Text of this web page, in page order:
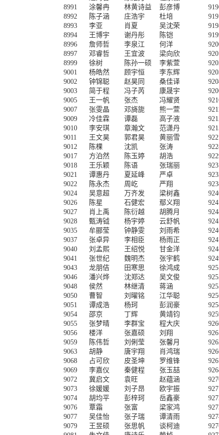
8991
涂馨冉 林黄诗益 彭彦博
8992
陈子涵 庄浩宇 杜培
8993
李亚 肖夏 吴沈荣
8994
王博宇 谢丹彤 陈铠
8996
詹师哲 李泉江 何洋
8997
邓睿哲 王宜波 梁向欣
8999
徐树 陈孙一硕 李紫萱
9001
杨皓然 顾宇恒 李东辉
9002
钟锦聪 赵昊同 桑佳译
9003
简于程 冯子芮 康晟宇
9005
王一帆 张杰 冯耀贤
9007
张雯晶 邓旖旎 熊一萱
9009
冷佳霖 谭磊 高子液
9010
李安琪 章瀚文 范潇丹
9011
王文昊 郭君昊 黄丽雪
9012
陈棵 沈凯 张涛
9017
方泊然 陈玉婷 胡浩
9018
王乐颖 陈语 张瑞丽
9021
谭惠丹 夏延峰 严卓
9022
陈永杰 周屹 严翔
9024
吴意超 万齐发 梁树鑫
9026
陈星 石健宏 鄢义翔
9027
肖上禹 陈衍越 胡腾月
9028
甄涛钺 杨宇婷 云舒帆
9035
牟郦莹 钟静雯 刘雨希
9037
张卓异 李相臣 杨雨正
9040
刘孟熙 王绍悦 甘金洋
9041
张世纪 魏明杰 张宇鹤
9043
龙朋佶 田寒思 徐鸿成
9046
潘兴烨 沈郑达 吴文俊
9048
侯然 林继清 蒋涵
9050
曹智 刘曜铭 江华聪
9051
谭成浩 杨珂 彭润豪
9054
邵京 丁辉 黄靖钧
9055
张梦晴 李群宝 程大庆
9056
楼洋 张嘉硕 刘翔
9059
陈伟哲 刘俐莹 张馨月
9063
胡静 唐宇翔 肖鸿瑞
9068
占可欣 皮圣坤 罗维锋
9069
李嘉仪 秦健程 张玉喆
9072
冀启文 袁旺 赵蕴涵
9073
徐媛媛 刘子昂 欧宇振
9074
胡均平 彭梓珂 岳鑫豪
9076
覃霜 张富 梁家鸿
9077
吴佳怡 张子瑞 谭清雨
9079
王昱硕 张思帆 谈柯迪